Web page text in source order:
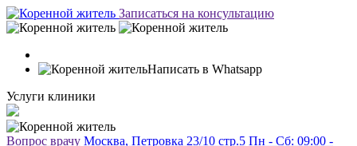
Записаться на консультацию
Написать в Whatsapp
Услуги клиники
Вопрос врачу Москва, Петровка 23/10 стр.5 Пн - Сб: 09:00 -